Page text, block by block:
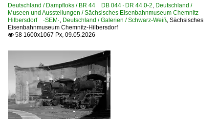
Strecken | KBS 700-799
705 Heidelberg – Mosbach-Neckarelz – Bad
AKE Eisenbahntouristik, Gerolstein
Unternehmen (L - Z)
Triangula Logistik GmbH ·TRG·
Deutschland / Dampfloks / BR 44 DB 044 · DR 44.0-2, Deutschland /
Museen und Ausstellungen / Sächsisches Eisenbahnmuseum Chemnitz-
Hilbersdorf ·SEM·, Deutschland / Galerien / Schwarz-Weiß, Sächsisches
Eisenbahnmuseum Chemnitz-Hilbersdorf
 58 1600x1067 Px, 09.05.2026